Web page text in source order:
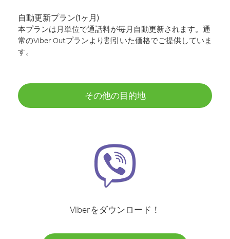
自動更新プラン(1ヶ月)
本プランは月単位で通話料が毎月自動更新されます。通
常のViber Outプランより割引いた価格でご提供していま
す。
その他の目的地
Viberをダウンロード！